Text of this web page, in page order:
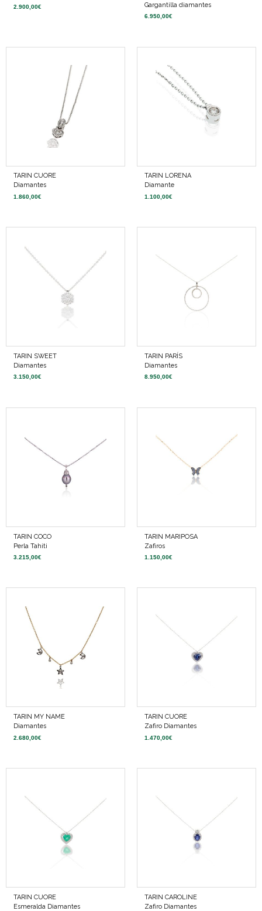
2.900,00€ Gargantilla diamantes
6.950,00€
TARIN CUORE
Diamantes
1.860,00€
TARIN LORENA
Diamante
1.100,00€
TARIN SWEET
Diamantes
3.150,00€
TARIN PARÍS
Diamantes
8.950,00€
TARIN COCO
Perla Tahiti
3.215,00€
TARIN MARIPOSA
Zafiros
1.150,00€
TARIN MY NAME
Diamantes
2.680,00€
TARIN CUORE
Zafiro Diamantes
1.470,00€
TARIN CUORE
Esmeralda Diamantes
TARIN CAROLINE
Zafiro Diamantes